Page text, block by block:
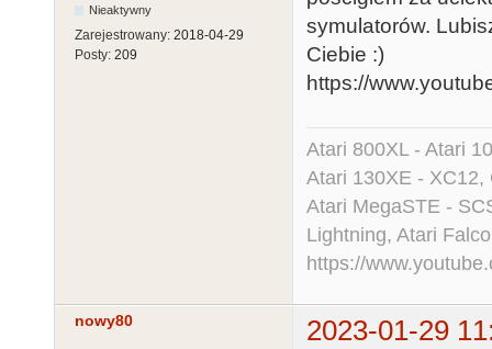
Nieaktywny
Zarejestrowany: 2018-04-29
Posty: 209
symulatorów.
Ciebie :)
https://
Atari 800XL - Atari
Atari 130XE - XC12,
Atari MegaSTE -
Lightning, Atari
https://
nowy80 2023-01-29